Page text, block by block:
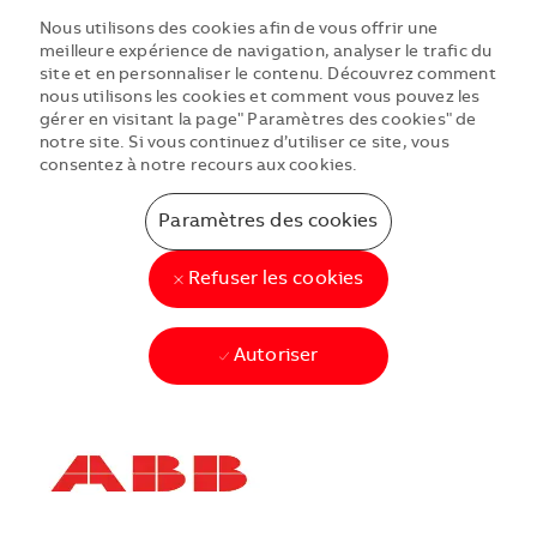
Nous utilisons des cookies afin de vous offrir une
meilleure expérience de navigation, analyser le trafic du
site et en personnaliser le contenu. Découvrez comment
nous utilisons les cookies et comment vous pouvez les
gérer en visitant la page" Paramètres des cookies" de
notre site. Si vous continuez d’utiliser ce site, vous
consentez à notre recours aux cookies.
Paramètres des cookies
Refuser les cookies
Autoriser